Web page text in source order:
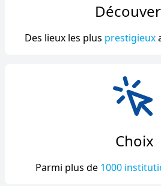
Des lieux les plus prestigieux
Choix
Parmi plus de 1000